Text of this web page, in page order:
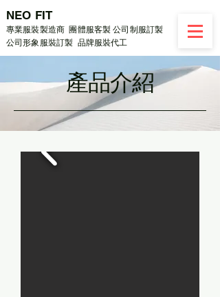
NEO FIT
專業服裝製造商 團體服客製 公司制服訂製
公司形象服裝訂製 品牌服裝代工
​產品介紹